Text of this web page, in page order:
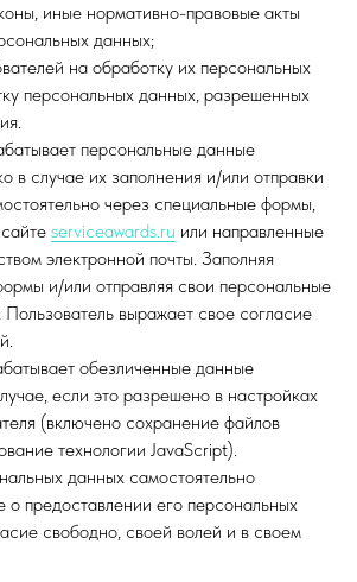
иные нормативно-правовые акты
данных;
на обработку их персональных
персональных данных, разрешенных
персональные данные
в случае их заполнения и/или отправки
через специальные формы,
serviceawards.ru или направленные
электронной почты. Заполняя
и/или отправляя свои персональные
выражает свое согласие
обезличенные данные
если это разрешено в настройках
(включено сохранение файлов
технологии JavaScript).
данных самостоятельно
предоставлении его персональных
свободно, своей волей и в своем